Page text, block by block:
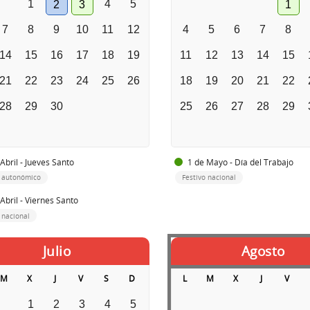
1 2 3 4 5
7 8 9 10 11 12
15 16 17 18 19
22 23 24 25 26
29 30
- Jueves Santo
autonómico
- Viernes Santo
1
4 5 6 7 8
11 12 13 14 15
18 19 20 21 22
25 26 27 28 29
1 de Mayo - Día del Trabajo
Festivo nacional
Julio
M X J V S D
1 2 3 4 5
Agosto
L M X J V